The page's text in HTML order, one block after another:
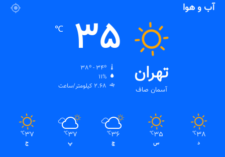
آب و هوا
تهران
آسمان صاف
35
℃
11%
2.68 کیلومتر/ساعت
38
℃
د
35
℃
س
36
℃
چ
37
℃
پ
37
℃
ج